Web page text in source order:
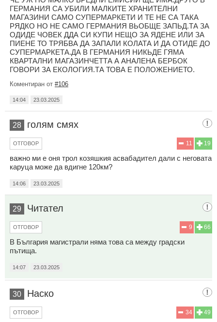
ГЕРМАНИЯ СА УБИЛИ МАЛКИТЕ ХРАНИТЕЛНИ
МАГАЗИНИ САМО СУПЕРМАРКЕТИ И ТЕ НЕ СА ТАКА
РЯДКО НО НЕ САМО ГЕРМАНИЯ ВЬОБЩЕ ЗАПЬД.ТА ЗА
ОДИДЕ ЧОВЕК ДДА СИ КУПИ НЕЩО ЗА ЯДЕНЕ ИЛИ ЗА
ПИЕНЕ ТО ТРЯБВА ДА ЗАПАЛИ КОЛАТА И ДА ОТИДЕ ДО
СУПЕРМАРКЕТА.ДА В ГЕРМАНИЯ НИКЬДЕ ГЯМА
КВАРТАЛНИ МАГАЗИНЧЕТТА А АНАЛЕНА БЕРБОК
ГОВОРИ ЗА ЕКОЛОГИЯ.ТА ТОВА Е ПОЛОЖЕНИЕТО.
Коментиран от #106
14:04 23.03.2025
28 голям смях
19
11
ОТГОВОР
важно ми е оня трол козяшкия асвабадител дали с неговата
каруца може да вдигне 120км?
14:06 23.03.2025
29 Читател
66
9
ОТГОВОР
В България магистрали няма това са между градски
пътища.
14:07 23.03.2025
30 Наско
49
34
ОТГОВОР